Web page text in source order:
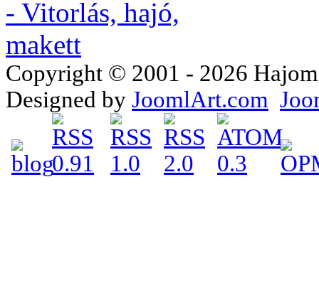
Copyright © 2001 - 2026
Designed by JoomlArt.com